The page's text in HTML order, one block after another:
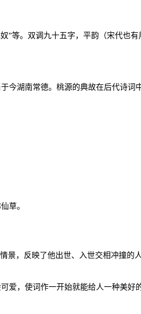
”等。双调九十五字，平韵（宋代也
今湖南常德。桃源的典故在后代诗词
草。
景，反映了他出世、入世交相冲撞
爱，使词作一开始就能给人一种美